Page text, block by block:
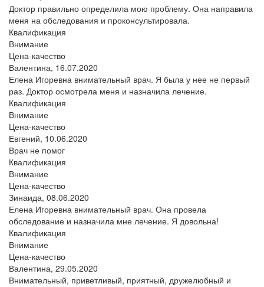
Доктор правильно определила мою проблему. Она направила
меня на обследования и проконсультировала.
Квалификация
Внимание
Цена-качество
Валентина, 16.07.2020
Елена Игоревна внимательный врач. Я была у нее не первый
раз. Доктор осмотрела меня и назначила лечение.
Квалификация
Внимание
Цена-качество
Евгений, 10.06.2020
Врач не помог
Квалификация
Внимание
Цена-качество
Зинаида, 08.06.2020
Елена Игоревна внимательный врач. Она провела
обследование и назначила мне лечение. Я довольна!
Квалификация
Внимание
Цена-качество
Валентина, 29.05.2020
Внимательный, приветливый, приятный, дружелюбный и